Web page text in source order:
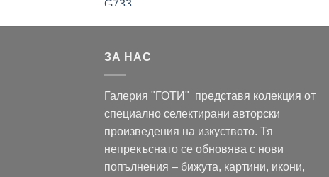
ЗА НАС
Галерия "ГОТИ" представя колекция от
специално селектирани авторски
произведения на изкуството. Тя
непрекъснато се обновява с нови
попълнения – бижута, картини, икони,